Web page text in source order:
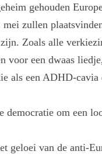
gehouden
zullen
Zoals alle
voor een dwaas
als een ADHD-cavia
democratie om een
geloei van de anti-